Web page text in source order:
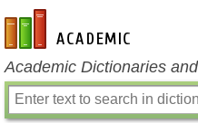
en-academic.com
Academic Dictionaries